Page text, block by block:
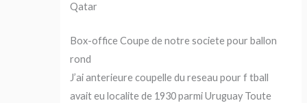
Qatar
Box-office Coupe de notre societe pour ballon
rond
J’ai anterieure coupelle du reseau pour f tball
avait eu localite de 1930 parmi Uruguay Toute